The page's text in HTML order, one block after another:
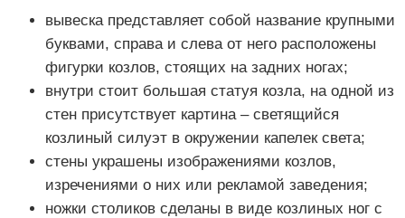
вывеска представляет собой название крупными
буквами, справа и слева от него расположены
фигурки козлов, стоящих на задних ногах;
внутри стоит большая статуя козла, на одной из
стен присутствует картина – светящийся
козлиный силуэт в окружении капелек света;
стены украшены изображениями козлов,
изречениями о них или рекламой заведения;
ножки столиков сделаны в виде козлиных ног с